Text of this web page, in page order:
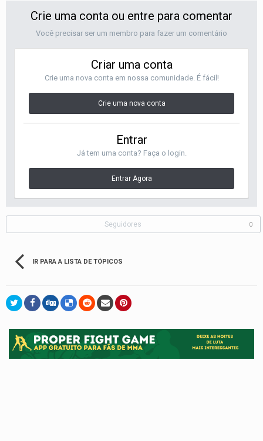
Crie uma conta ou entre para comentar
Você precisar ser um membro para fazer um comentário
Criar uma conta
Crie uma nova conta em nossa comunidade. É fácil!
Crie uma nova conta
Entrar
Já tem uma conta? Faça o login.
Entrar Agora
Seguidores 0
IR PARA A LISTA DE TÓPICOS